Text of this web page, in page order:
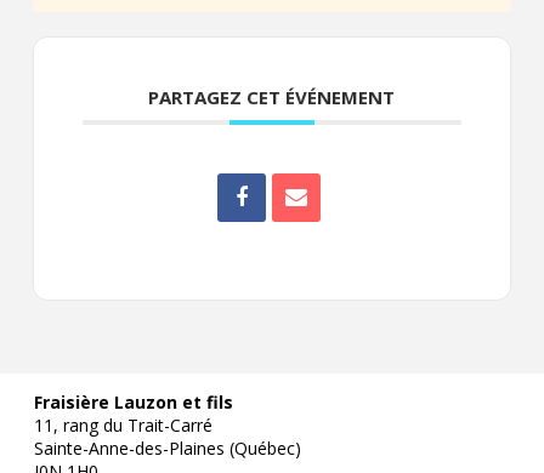
PARTAGEZ CET ÉVÉNEMENT
Fraisière Lauzon et fils
11, rang du Trait-Carré
Sainte-Anne-des-Plaines (Québec)